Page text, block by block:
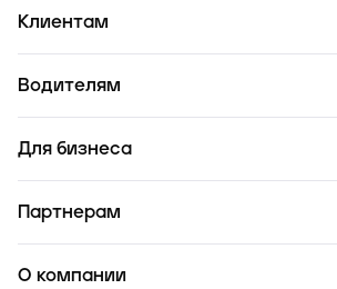
Клиентам
Водителям
Для бизнеса
Партнерам
О компании